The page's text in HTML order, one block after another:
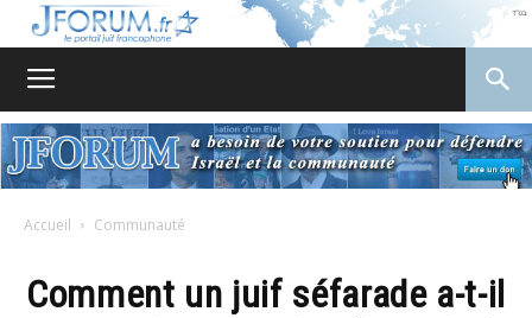
Accueil Communauté
Comment un juif séfarade a-t-il